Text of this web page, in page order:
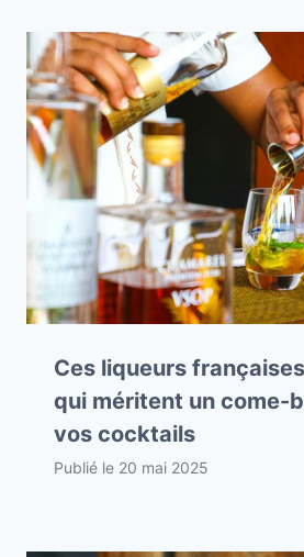
Ces liqueurs
qui méritent un come-
vos cocktails
Publié le 20 mai 2025